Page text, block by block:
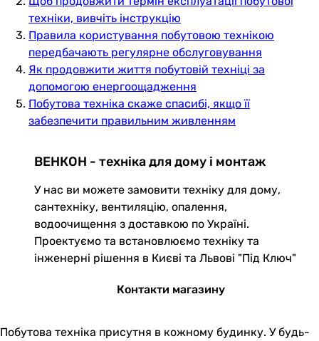
техніки, вивчіть інструкцію
Правила користування побутовою технікою
передбачають регулярне обслуговування
Як продовжити життя побутовій техніці за
допомогою енергоощадження
Побутова техніка скаже спасибі, якщо її
забезпечити правильним живленням
ВЕНКОН - техніка для дому і монтаж
У нас ви можете замовити техніку для дому,
сантехніку, вентиляцію, опалення,
водоочищення з доставкою по Україні.
Проектуємо та встановлюємо техніку та
інженерні рішення в Києві та Львові "Під Ключ"
Контакти магазину
Побутова техніка присутня в кожному будинку. У будь-